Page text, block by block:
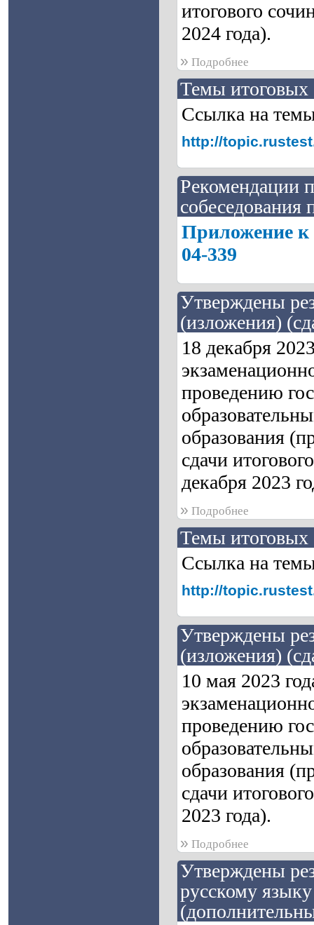
итогового
2024 года).
»Подробнее
Темы итоговых
Ссылка на
http://
Рекомендации
собеседования
Приложение к
04-339
Утверждены
(изложения)
18 декабря
проведению
образования
сдачи
декабря 2023
»Подробнее
Темы итоговых
Ссылка на
http://
Утверждены
(изложения)
10 мая 2023
проведению
образования
сдачи
2023 года).
»Подробнее
Утверждены
русскому